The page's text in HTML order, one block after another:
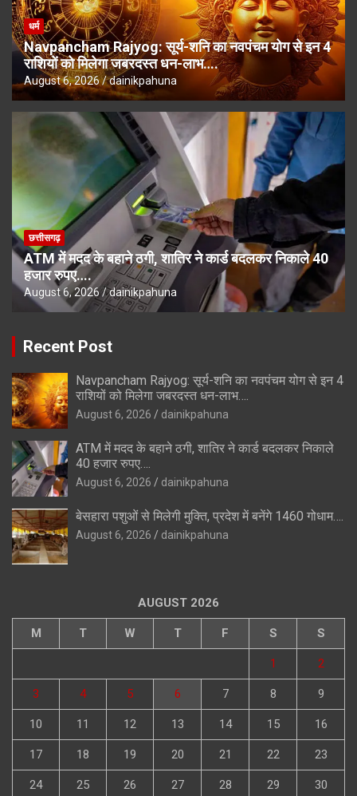
धर्म
Navpancham Rajyog: सूर्य-शनि का नवपंचम योग से इन 4
राशियों को मिलेगा जबरदस्त धन-लाभ….
August 6, 2026 dainikpahuna
छत्तीसगढ़
ATM में मदद के बहाने ठगी, शातिर ने कार्ड बदलकर निकाले 40
हजार रुपए….
August 6, 2026 dainikpahuna
Recent Post
Navpancham Rajyog: सूर्य-शनि का नवपंचम योग से इन 4
राशियों को मिलेगा जबरदस्त धन-लाभ….
August 6, 2026 dainikpahuna
ATM में मदद के बहाने ठगी, शातिर ने कार्ड बदलकर निकाले
40 हजार रुपए….
August 6, 2026 dainikpahuna
बेसहारा पशुओं से मिलेगी मुक्ति, प्रदेश में बनेंगे 1460 गोधाम….
August 6, 2026 dainikpahuna
AUGUST 2026
M T W T F S S
1 2
3 4 5 6 7 8 9
10 11 12 13 14 15 16
17 18 19 20 21 22 23
24 25 26 27 28 29 30